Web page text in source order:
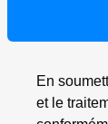
En
et le